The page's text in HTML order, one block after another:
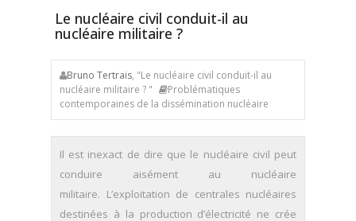
Le nucléaire civil conduit-il au
nucléaire militaire ?
Bruno Tertrais, "Le nucléaire civil conduit-il au
nucléaire militaire ? "
Problématiques
contemporaines de la dissémination nucléaire
Il est inexact de dire que le nucléaire civil peut
conduire aisément au nucléaire
militaire. L’exploitation de centrales nucléaires
destinées à la production d’électricité ne crée